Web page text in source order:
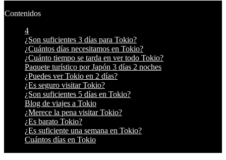
Contenidos
4
¿Son suficientes 3 días para Tokio?
¿Cuántos días necesitamos en Tokio?
¿Cuánto tiempo se tarda en ver todo Tokio?
Paquete turístico por Japón 3 días 2 noches
¿Puedes ver Tokio en 2 días?
¿Es seguro visitar Tokio?
¿Son suficientes 5 días en Tokio?
Blog de viajes a Tokio
¿Merece la pena visitar Tokio?
¿Es barato Tokio?
¿Es suficiente una semana en Tokio?
Cuántos días en Tokio